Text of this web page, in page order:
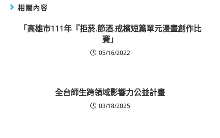
相關內容
「高雄市111年『拒菸.節酒.戒檳短篇單元漫畫創作比
賽」
05/16/2022
全台師生跨領域影響力公益計畫
03/18/2025